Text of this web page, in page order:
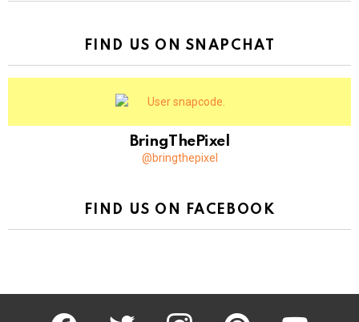
FIND US ON SNAPCHAT
BringThePixel
@bringthepixel
FIND US ON FACEBOOK
facebook twitter instagram pinterest youtube